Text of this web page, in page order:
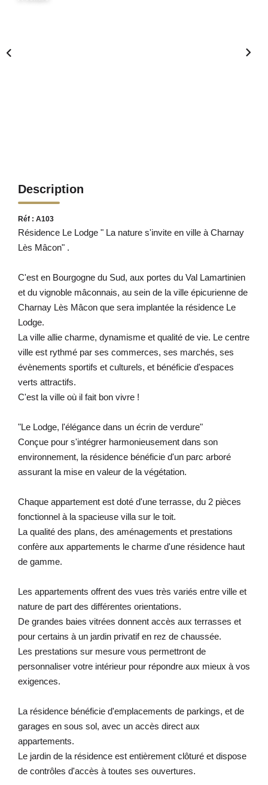
Description
Réf : A103
Résidence Le Lodge " La nature s'invite en ville à Charnay
Lès Mâcon" .
C'est en Bourgogne du Sud, aux portes du Val Lamartinien
et du vignoble mâconnais, au sein de la ville épicurienne de
Charnay Lès Mâcon que sera implantée la résidence Le
Lodge.
La ville allie charme, dynamisme et qualité de vie. Le centre
ville est rythmé par ses commerces, ses marchés, ses
évènements sportifs et culturels, et bénéficie d'espaces
verts attractifs.
C'est la ville où il fait bon vivre !
"Le Lodge, l'élégance dans un écrin de verdure"
Conçue pour s'intégrer harmonieusement dans son
environnement, la résidence bénéficie d'un parc arboré
assurant la mise en valeur de la végétation.
Chaque appartement est doté d'une terrasse, du 2 pièces
fonctionnel à la spacieuse villa sur le toit.
La qualité des plans, des aménagements et prestations
confère aux appartements le charme d'une résidence haut
de gamme.
Les appartements offrent des vues très variés entre ville et
nature de part des différentes orientations.
De grandes baies vitrées donnent accès aux terrasses et
pour certains à un jardin privatif en rez de chaussée.
Les prestations sur mesure vous permettront de
personnaliser votre intérieur pour répondre aux mieux à vos
exigences.
La résidence bénéficie d'emplacements de parkings, et de
garages en sous sol, avec un accès direct aux
appartements.
Le jardin de la résidence est entièrement clôturé et dispose
de contrôles d'accès à toutes ses ouvertures.